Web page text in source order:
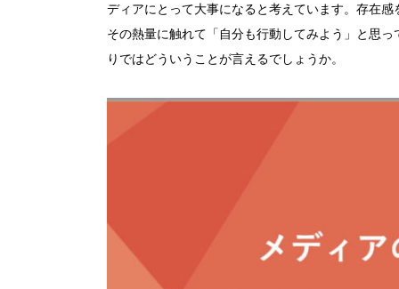
ディアにとって大事になると考えています。存在
その熱量に触れて「自分も行動してみよう」と思
りではどういうことが言えるでしょうか。